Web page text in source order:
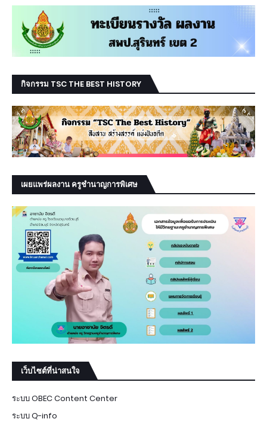
กิจกรรม TSC THE BEST HISTORY
เผยแพร่ผลงาน ครูชำนาญการพิเศษ
เว็บไซต์ที่น่าสนใจ
ระบบ OBEC Content Center
ระบบ Q-info